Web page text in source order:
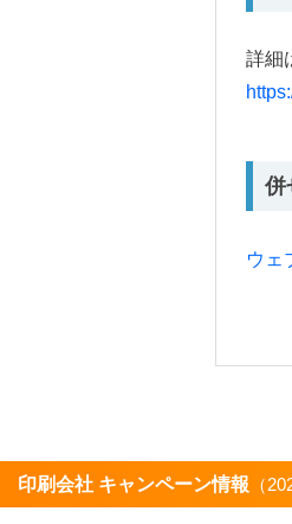
詳細
併
ウェ
印刷会社 キャンペーン情報 （